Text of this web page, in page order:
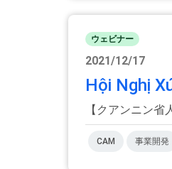
ウェビナー
2021/12/17
Hội Nghị
【クアンニン
CAM 事業開発